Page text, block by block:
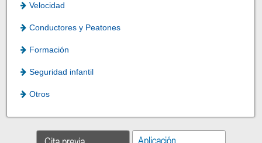
Velocidad
Conductores y Peatones
Formación
Seguridad infantil
Otros